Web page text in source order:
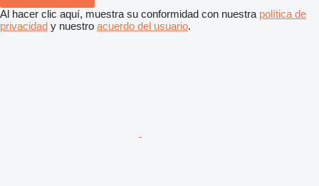
Al hacer clic aquí, muestra su conformidad con nuestra política de
privacidad y nuestro acuerdo del usuario.